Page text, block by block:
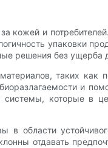
кожей и
упаковки
решения без ущерба
таких как
и
системы, которые в
области
отдавать